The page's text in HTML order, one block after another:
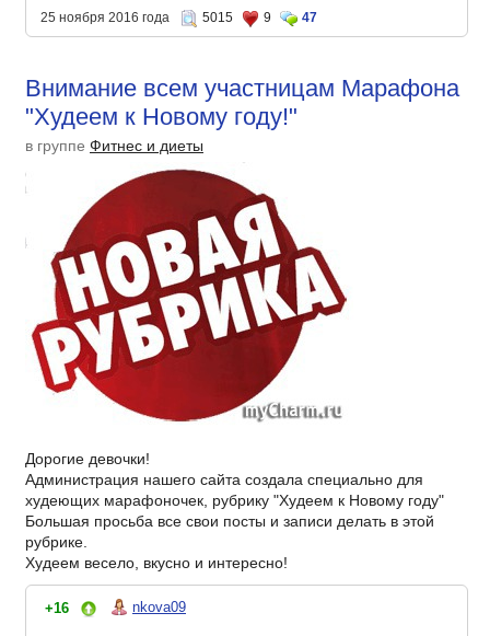
25 ноября 2016 года 5015 9 47
Внимание всем участницам Марафона
"Худеем к Новому году!"
в группе Фитнес и диеты
Дорогие девочки!
Администрация нашего сайта создала специально для
худеющих марафоночек, рубрику "Худеем к Новому году"
Большая просьба все свои посты и записи делать в этой
рубрике.
Худеем весело, вкусно и интересно!
+16 nkova09